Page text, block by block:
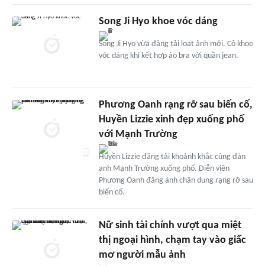
Song Ji Hyo khoe vóc dáng
Song Ji Hyo vừa đăng tải loạt ảnh mới. Cô khoe
vóc dáng khi kết hợp áo bra với quần jean.
Phương Oanh rạng rỡ sau biến cố,
Huyền Lizzie xinh đẹp xuống phố
với Mạnh Trường
Huyền Lizzie đăng tải khoảnh khắc cùng đàn
anh Mạnh Trường xuống phố. Diễn viên
Phương Oanh đăng ảnh chân dung rạng rỡ sau
biến cố.
Nữ sinh tài chính vượt qua miệt
thị ngoại hình, chạm tay vào giấc
mơ người mẫu ảnh